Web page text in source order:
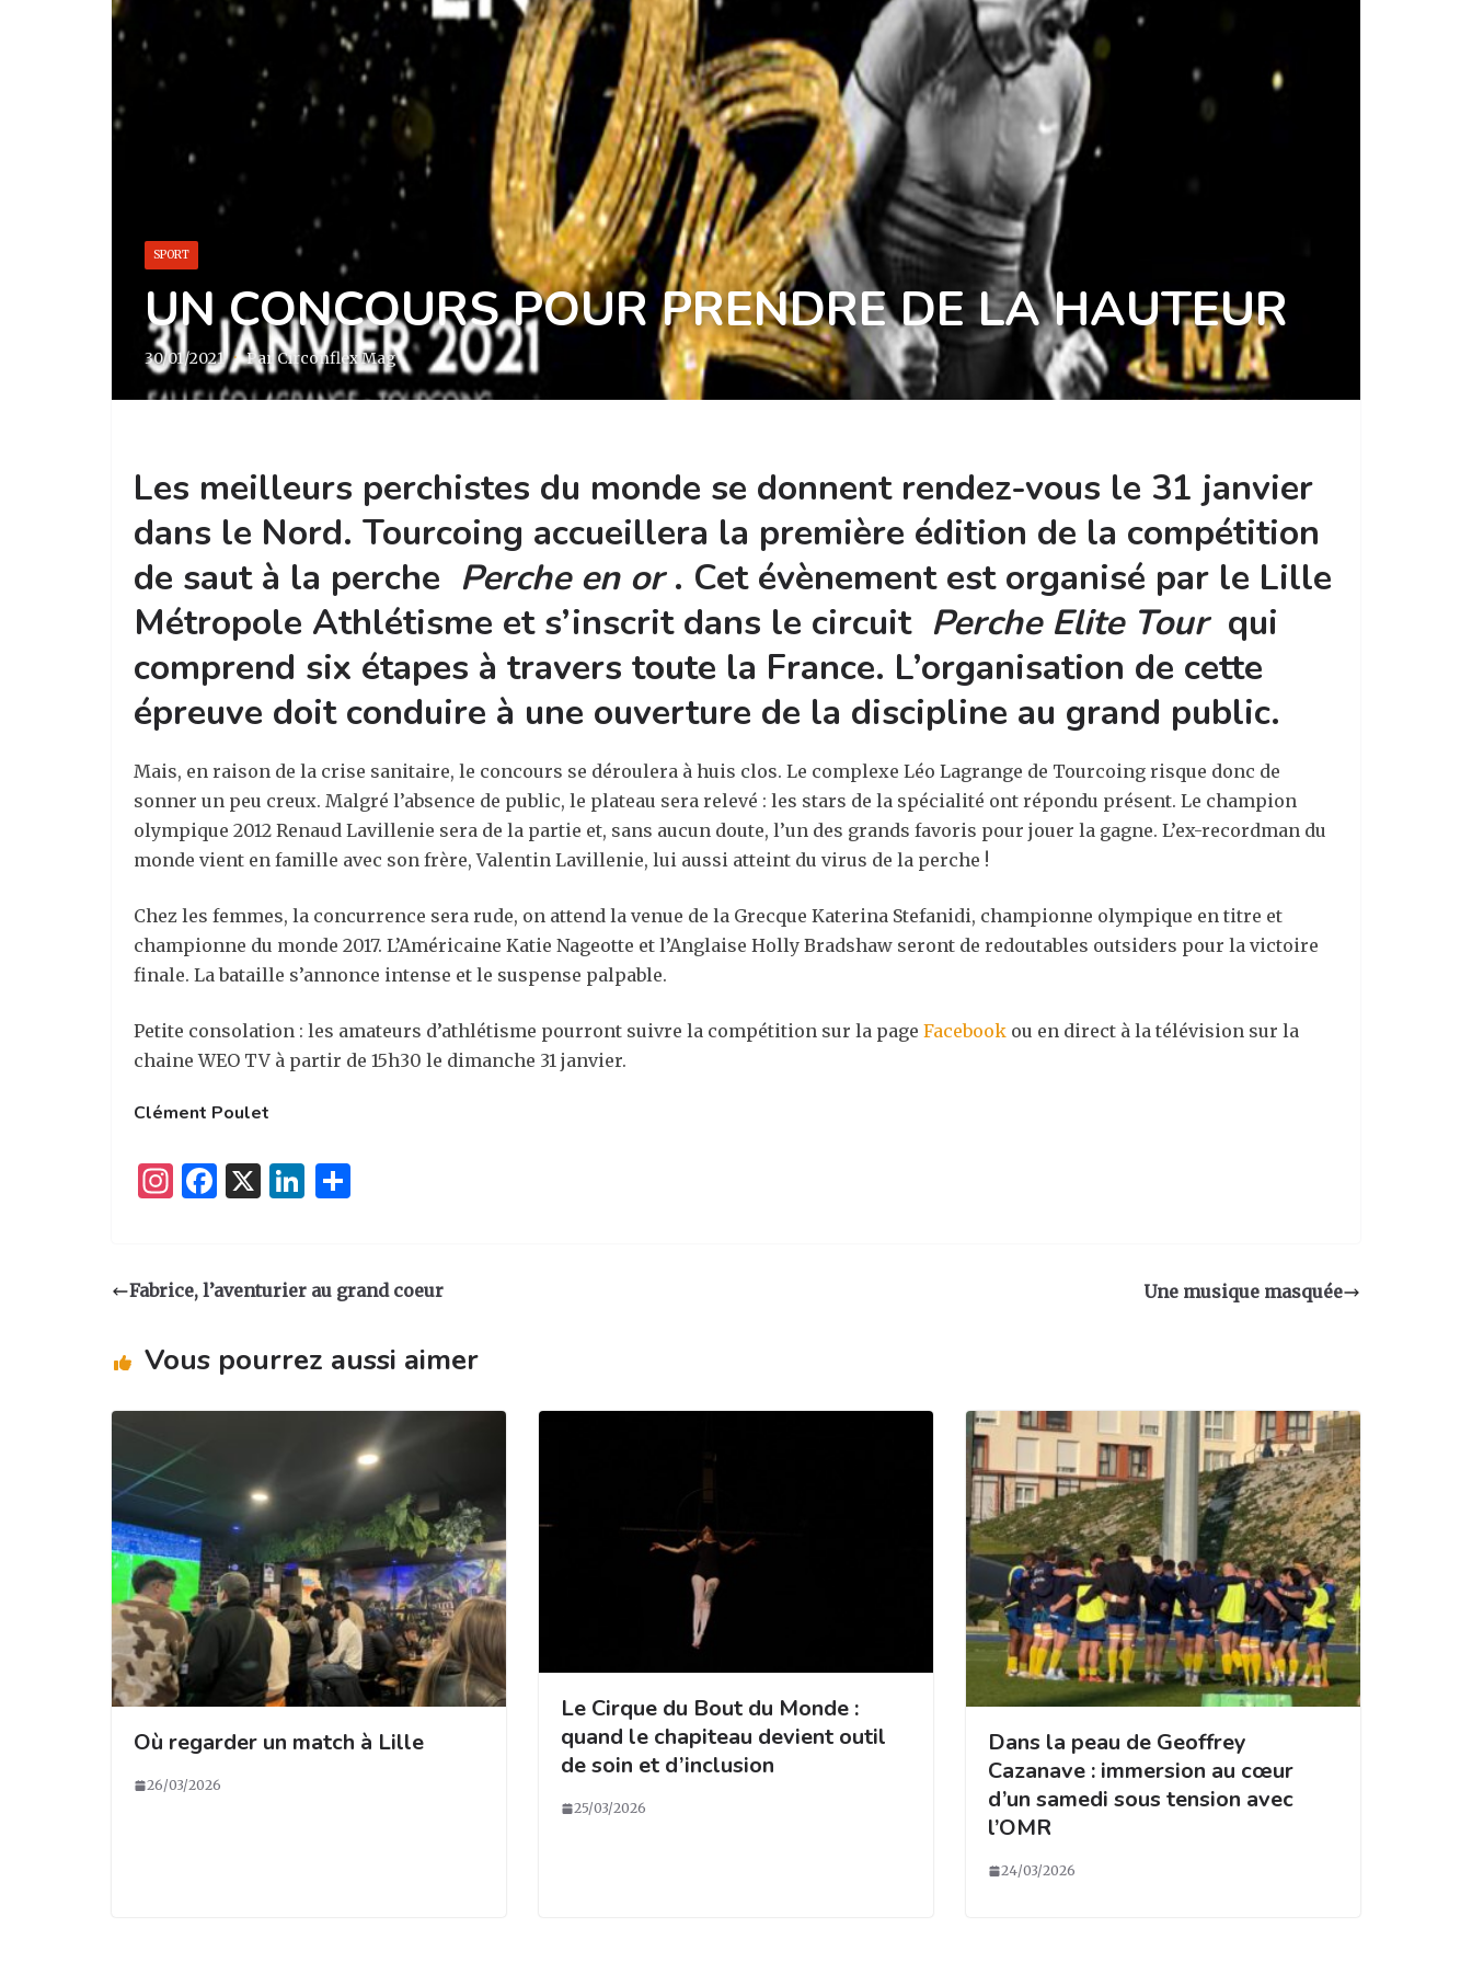
SPORT
UN CONCOURS POUR PRENDRE DE LA HAUTEUR
30/01/2021 · Par Circonflex Mag
Les meilleurs perchistes du monde se donnent rendez-vous le 31 janvier
dans le Nord. Tourcoing accueillera la première édition de la compétition
de saut à la perche Perche en or. Cet évènement est organisé par le Lille
Métropole Athlétisme et s’inscrit dans le circuit Perche Elite Tour qui
comprend six étapes à travers toute la France. L’organisation de cette
épreuve doit conduire à une ouverture de la discipline au grand public.
Mais, en raison de la crise sanitaire, le concours se déroulera à huis clos. Le complexe Léo Lagrange de Tourcoing risque donc de
sonner un peu creux. Malgré l’absence de public, le plateau sera relevé : les stars de la spécialité ont répondu présent. Le champion
olympique 2012 Renaud Lavillenie sera de la partie et, sans aucun doute, l’un des grands favoris pour jouer la gagne. L’ex-recordman du
monde vient en famille avec son frère, Valentin Lavillenie, lui aussi atteint du virus de la perche !
Chez les femmes, la concurrence sera rude, on attend la venue de la Grecque Katerina Stefanidi, championne olympique en titre et
championne du monde 2017. L’Américaine Katie Nageotte et l’Anglaise Holly Bradshaw seront de redoutables outsiders pour la victoire
finale. La bataille s’annonce intense et le suspense palpable.
Petite consolation : les amateurs d’athlétisme pourront suivre la compétition sur la page Facebook ou en direct à la télévision sur la
chaine WEO TV à partir de 15h30 le dimanche 31 janvier.
Clément Poulet
I
a
ra
F
e
o
X
Li
e
n
g
Fabrice, l’aventurier au grand coeur Une musique masquée
Vous pourrez aussi aimer
Où regarder un match à Lille
26/03/2026
Le Cirque du Bout du Monde :
quand le chapiteau devient outil
de soin et d’inclusion
25/03/2026
Dans la peau de Geoffrey
Cazanave : immersion au cœur
d’un samedi sous tension avec
l’OMR
24/03/2026